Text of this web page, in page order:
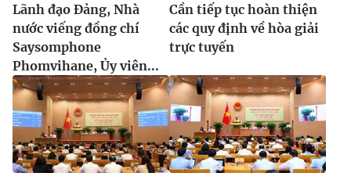
Lãnh đạo Đảng, Nhà
nước viếng đồng chí
Saysomphone
Phomvihane, Ủy viên...
Cần tiếp tục hoàn thiện
các quy định về hòa giải
trực tuyến